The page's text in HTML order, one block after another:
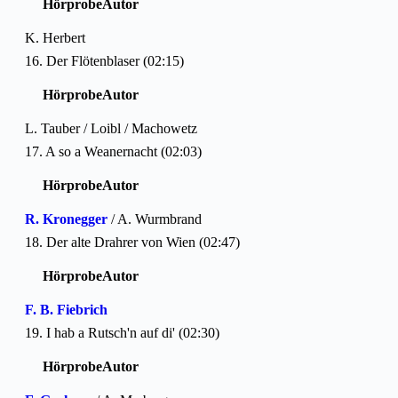
HörprobeAutor
K. Herbert
16. Der Flötenblaser (02:15)
HörprobeAutor
L. Tauber / Loibl / Machowetz
17. A so a Weanernacht (02:03)
HörprobeAutor
R. Kronegger / A. Wurmbrand
18. Der alte Drahrer von Wien (02:47)
HörprobeAutor
F. B. Fiebrich
19. I hab a Rutsch'n auf di' (02:30)
HörprobeAutor